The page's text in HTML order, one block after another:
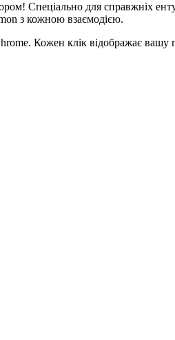
Спеціально для справжніх
з кожною взаємодією.
Кожен клік відображає